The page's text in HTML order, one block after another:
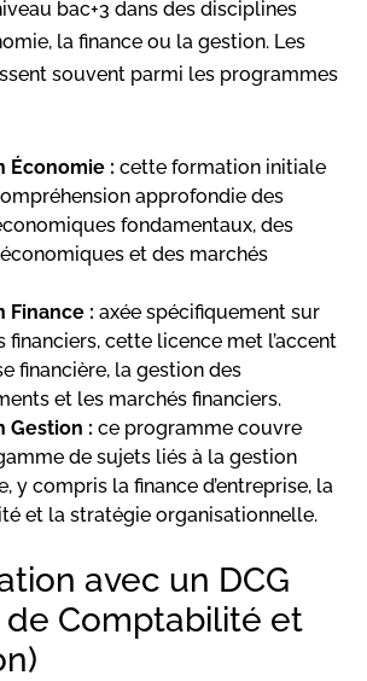
bac+3 dans des disciplines
la finance ou la gestion. Les
souvent parmi les programmes
Économie : cette formation initiale
approfondie des
fondamentaux, des
et des marchés
Finance : axée spécifiquement sur
financiers, cette licence met l’accent
financière, la gestion des
et les marchés financiers.
Gestion : ce programme couvre
de sujets liés à la gestion
y compris la finance d’entreprise, la
et la stratégie organisationnelle.
avec un DCG
de Comptabilité et